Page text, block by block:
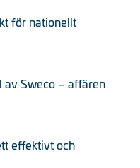
för nationellt
av Sweco – affären
effektivt och